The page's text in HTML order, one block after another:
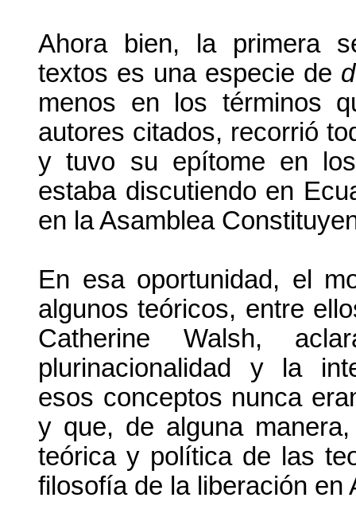
Ahora bien, la primera
textos es una especie de
menos en los términos
autores citados, recorrió
y tuvo su epítome en
estaba discutiendo en
en la Asamblea
En esa oportunidad, el
algunos teóricos, entre
Catherine Walsh,
plurinacionalidad y la
esos conceptos nunca
y que, de alguna
teórica y política de las
filosofía de la liberación en